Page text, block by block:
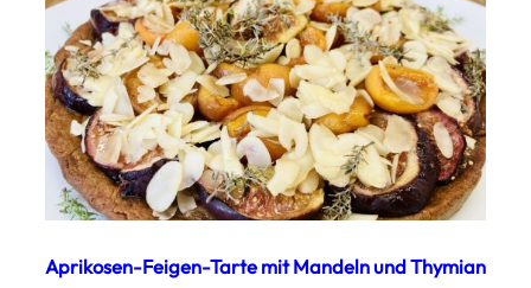
Aprikosen-Feigen-Tarte mit Mandeln und Thymian